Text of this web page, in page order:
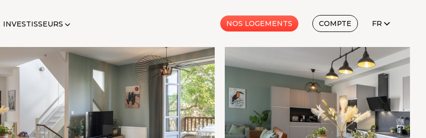
INVESTISSEURS NOS LOGEMENTS COMPTE FR